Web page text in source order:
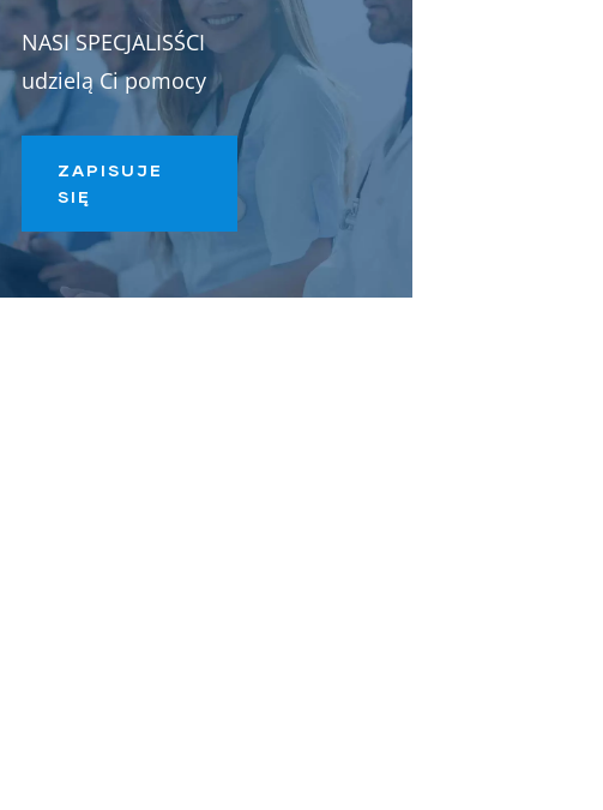
NASI SPECJALISŚCI
udzielą Ci pomocy
ZAPISUJE
SIĘ